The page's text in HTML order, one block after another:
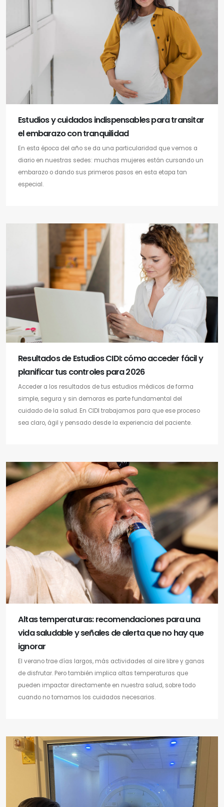
Estudios y cuidados indispensables para transitar
el embarazo con tranquilidad
En esta época del año se da una particularidad que vemos a
diario en nuestras sedes: muchas mujeres están cursando un
embarazo o dando sus primeros pasos en esta etapa tan
especial.
Resultados de Estudios CIDI: cómo acceder fácil y
planificar tus controles para 2026
Acceder a los resultados de tus estudios médicos de forma
simple, segura y sin demoras es parte fundamental del
cuidado de la salud. En CIDI trabajamos para que ese proceso
sea claro, ágil y pensado desde la experiencia del paciente.
Altas temperaturas: recomendaciones para una
vida saludable y señales de alerta que no hay que
ignorar
El verano trae días largos, más actividades al aire libre y ganas
de disfrutar. Pero también implica altas temperaturas que
pueden impactar directamente en nuestra salud, sobre todo
cuando no tomamos los cuidados necesarios.